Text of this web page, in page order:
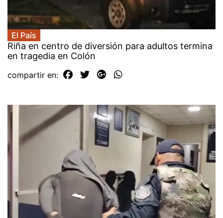
El País
Riña en centro de diversión para adultos termina
en tragedia en Colón
compartir en: